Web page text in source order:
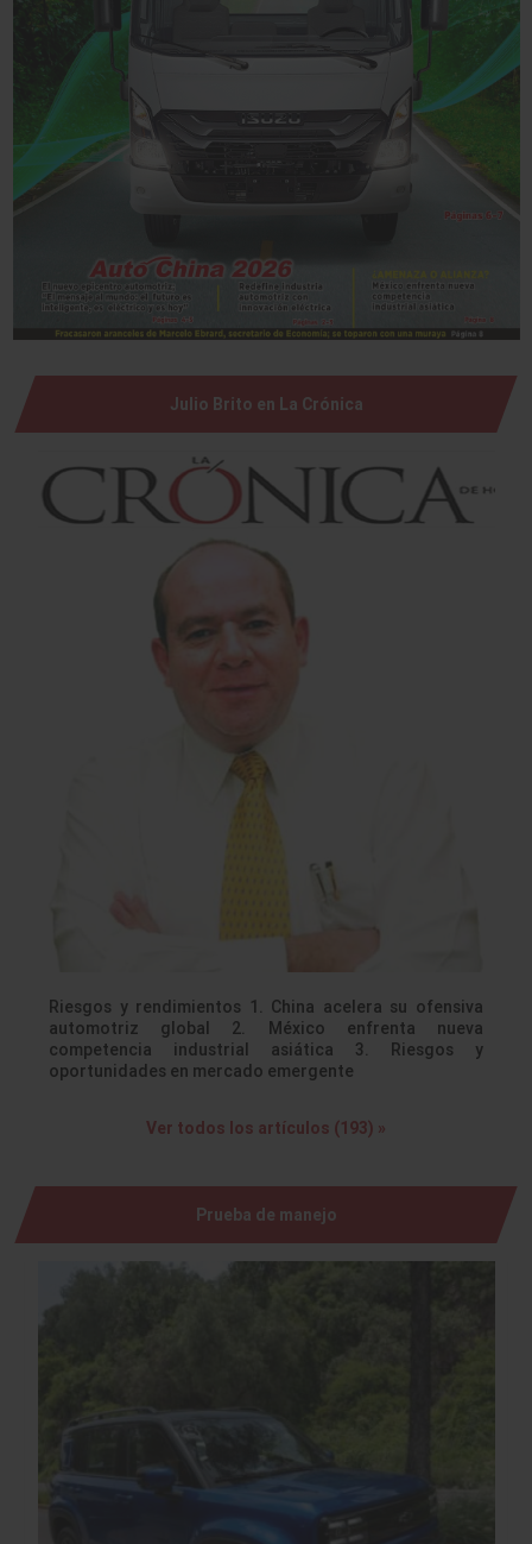
Julio Brito en La Crónica
Riesgos y rendimientos 1. China acelera su ofensiva
automotriz global 2. México enfrenta nueva
competencia industrial asiática 3. Riesgos y
oportunidades en mercado emergente
Ver todos los artículos (193) »
Prueba de manejo